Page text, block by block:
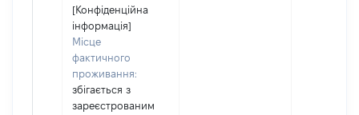
[Конфіденційна
інформація]
Місце
фактичного
проживання:
збігається з
зареєстрованим